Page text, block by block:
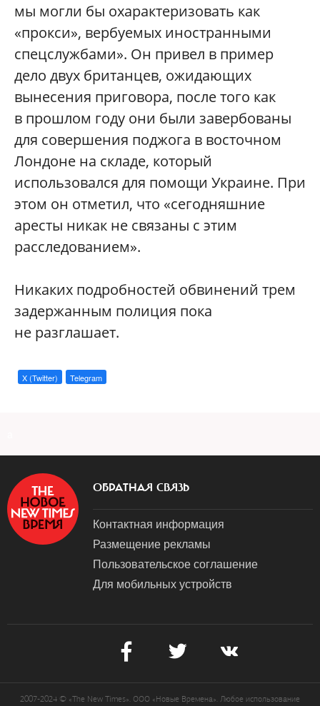
мы могли бы охарактеризовать как
«прокси», вербуемых иностранными
спецслужбами». Он привел в пример
дело двух британцев, ожидающих
вынесения приговора, после того как
в прошлом году они были завербованы
для совершения поджога в восточном
Лондоне на складе, который
использовался для помощи Украине. При
этом он отметил, что «сегодняшние
аресты никак не связаны с этим
расследованием».
Никаких подробностей обвинений трем
задержанным полиция пока
не разглашает.
X (Twitter) Telegram
ОБРАТНАЯ СВЯЗЬ
Контактная информация
Размещение рекламы
Пользовательское соглашение
Для мобильных устройств
2007-2024 © «The New Times». ООО «Новые Времена». Любое использование